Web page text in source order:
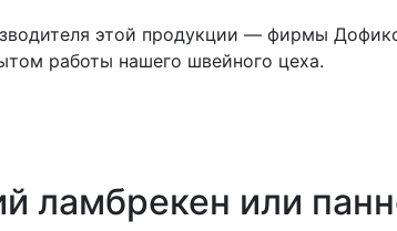
этой продукции — фирмы
работы нашего швейного цеха.
ламбрекен или